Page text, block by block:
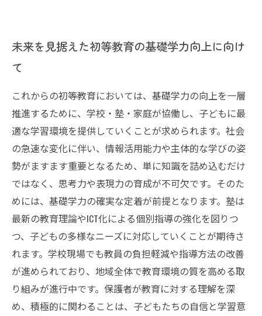
未来を見据えた初等教育の基礎学力向上に向け
て
これからの初等教育においては、基礎学力の向上を一層
推進するために、学校・塾・家庭が協働し、子どもに最
適な学習環境を提供していくことが求められます。社会
の急速な変化に伴い、情報活用能力や主体的な学びの姿
勢がますます重要となるため、単に知識を詰め込むだけ
ではなく、思考力や表現力の育成が不可欠です。そのた
めには、基礎学力の確実な定着が前提となります。塾は
最新の教育理論やICT化による個別指導の強化を図りつ
つ、子どもの多様なニーズに対応していくことが期待さ
れます。学校現場でも教員の負担軽減や指導方法の改善
が進められており、地域全体で教育環境の質を高める取
り組みが進行中です。保護者が教育に対する理解を深
め、積極的に関わることは、子どもたちの自信と学習意